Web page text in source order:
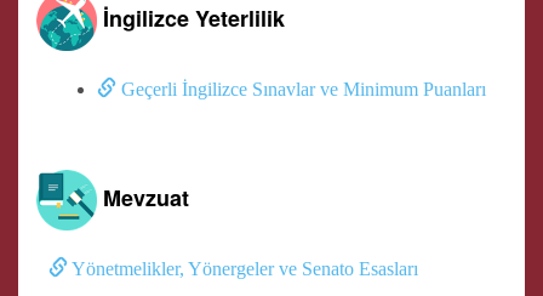
İngilizce Yeterlilik
Geçerli İngilizce Sınavlar ve Minimum Puanları
Mevzuat
Yönetmelikler, Yönergeler ve Senato Esasları